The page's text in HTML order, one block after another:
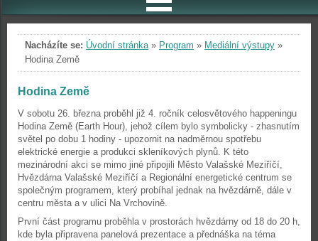
Nacházíte se: Úvodní stránka» Program » Mediální výstupy »
Hodina Země
Hodina Země
V sobotu 26. března proběhl již 4. ročník celosvětového happeningu
Hodina Země (Earth Hour), jehož cílem bylo symbolicky - zhasnutím
světel po dobu 1 hodiny - upozornit na nadměrnou spotřebu
elektrické energie a produkci skleníkových plynů. K této
mezinárodní akci se mimo jiné připojili Město Valašské Meziříčí,
Hvězdárna Valašské Meziříčí a Regionální energetické centrum se
společným programem, který probíhal jednak na hvězdárně, dále v
centru města a v ulici Na Vrchovině.
První část programu proběhla v prostorách hvězdárny od 18 do 20 h,
kde byla připravena panelová prezentace a přednáška na téma